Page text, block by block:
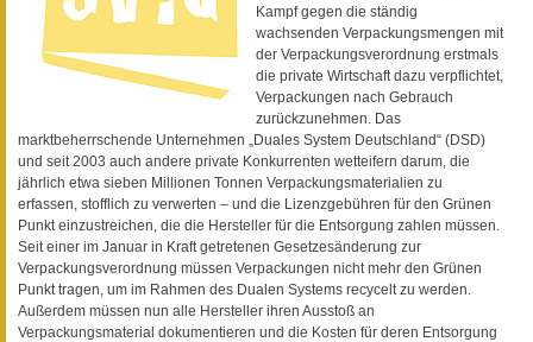
Kampf gegen die ständig
wachsenden Verpackungsmengen mit
der Verpackungsverordnung erstmals
die private Wirtschaft dazu verpflichtet,
Verpackungen nach Gebrauch
zurückzunehmen. Das
marktbeherrschende Unternehmen „Duales System Deutschland“ (DSD)
und seit 2003 auch andere private Konkurrenten wetteifern darum, die
jährlich etwa sieben Millionen Tonnen Verpackungsmaterialien zu
erfassen, stofflich zu verwerten – und die Lizenzgebühren für den Grünen
Punkt einzustreichen, die die Hersteller für die Entsorgung zahlen müssen.
Seit einer im Januar in Kraft getretenen Gesetzesänderung zur
Verpackungsverordnung müssen Verpackungen nicht mehr den Grünen
Punkt tragen, um im Rahmen des Dualen Systems recycelt zu werden.
Außerdem müssen nun alle Hersteller ihren Ausstoß an
Verpackungsmaterial dokumentieren und die Kosten für deren Entsorgung